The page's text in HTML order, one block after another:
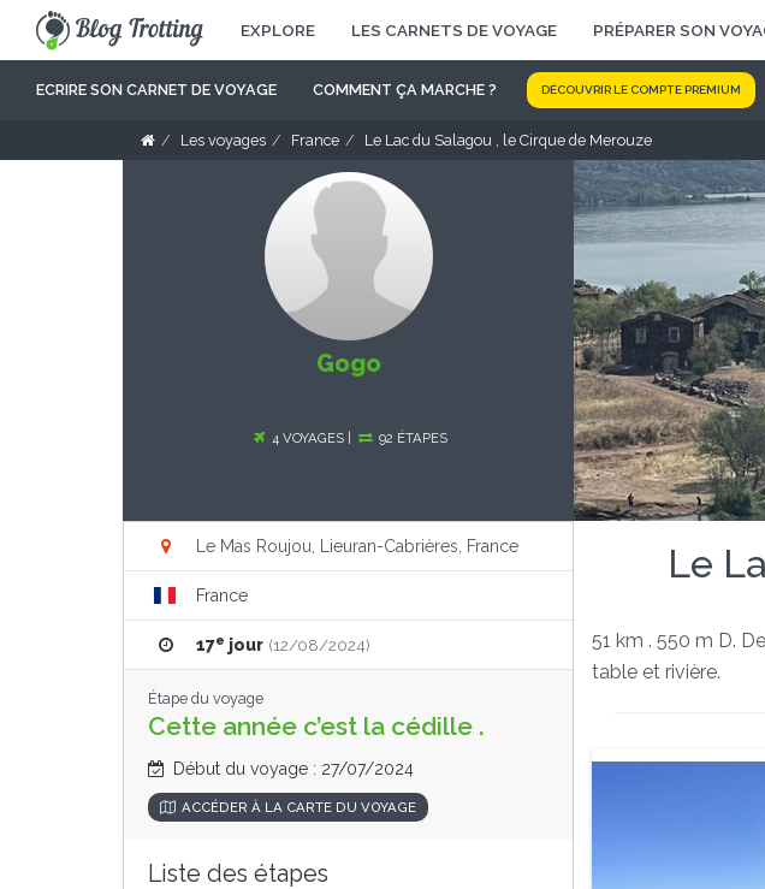
EXPLORE LES CARNETS DE VOYAGE PRÉPARER SON
ECRIRE SON CARNET DE VOYAGE COMMENT ÇA MARCHE ? DÉCOUVRIR LE COMPTE PREMIUM
Les voyages France Le Lac du Salagou , le Cirque de Merouze
Le
51 km . 550 m D.
table et rivière.
Gogo
4 VOYAGES | 92 ÉTAPES
Le Mas Roujou, Lieuran-Cabrières, France
France
17e jour (12/08/2024)
Étape du voyage
Cette année c’est la cédille .
Début du voyage : 27/07/2024
ACCÉDER À LA CARTE DU VOYAGE
Liste des étapes